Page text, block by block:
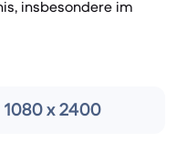
insbesondere im
1080 x 2400